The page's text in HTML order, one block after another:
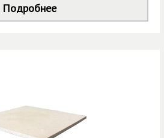
Подробнее